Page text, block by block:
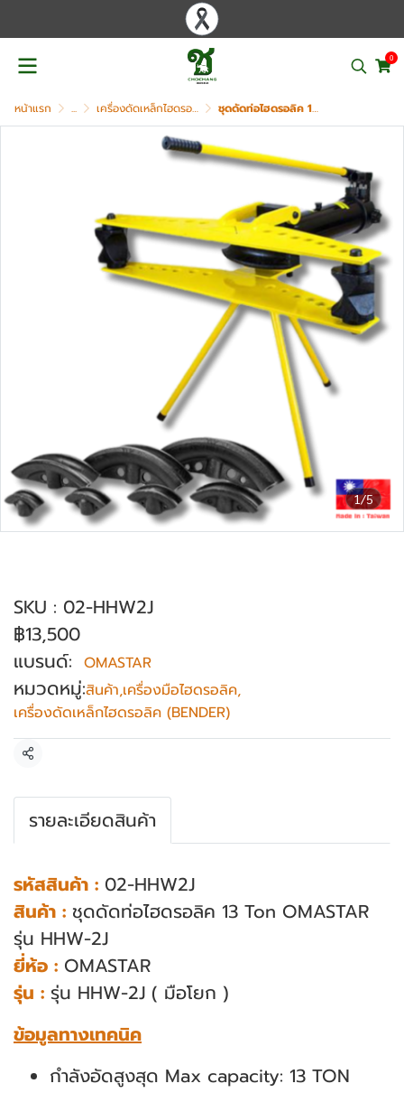
0
หน้าแรก ... เครื่องดัดเหล็กไฮดรอลิค (BENDER) ชุดดัดท่อไฮดรอลิค 13 Ton OMASTAR รุ่น HHW-2J
1/5
SKU : 02-HHW2J
฿13,500
แบรนด์: OMASTAR
หมวดหมู่:สินค้า,เครื่องมือไฮดรอลิค,
เครื่องดัดเหล็กไฮดรอลิค (BENDER)
แชร์
รายละเอียดสินค้า
รหัสสินค้า : 02-HHW2J
สินค้า : ชุดดัดท่อไฮดรอลิค 13 Ton OMASTAR
รุ่น HHW-2J
ยี่ห้อ : OMASTAR
รุ่น : รุ่น HHW-2J ( มือโยก )
ข้อมูลทางเทคนิค
กำลังอัดสูงสุด Max capacity: 13 TON